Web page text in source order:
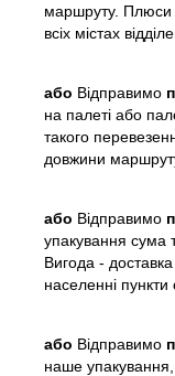
маршруту. Плюси
всіх містах
або Відправимо
на палеті або
такого
довжини
або Відправимо
упакування сума
Вигода -
населенні пункти
або Відправимо
наше